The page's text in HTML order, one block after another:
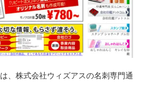
は、株式会社ウィズアスの名刺専門通